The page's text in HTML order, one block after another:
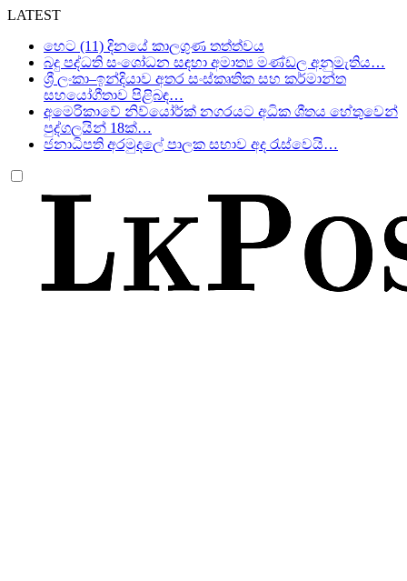
LATEST
හෙට (11) දිනයේ කාලගුණ තත්ත්වය
බදු පද්ධති සංශෝධන සඳහා අමාත්‍ය මණ්ඩල අනුමැතිය…
ශ්‍රී ලංකා–ඉන්දියාව අතර සංස්කෘතික සහ කර්මාන්ත
සහයෝගීතාව පිළිබඳ…
අමෙරිකාවේ නිව්යෝර්ක් නගරයට අධික ශීතය හේතුවෙන්
පුද්ගලයින් 18ක්…
ජනාධිපති අරමුදලේ පාලක සභාව අද රැස්වෙයි…